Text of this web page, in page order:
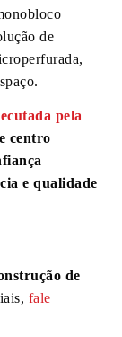
de
pela
centro
e qualidade
de
fale